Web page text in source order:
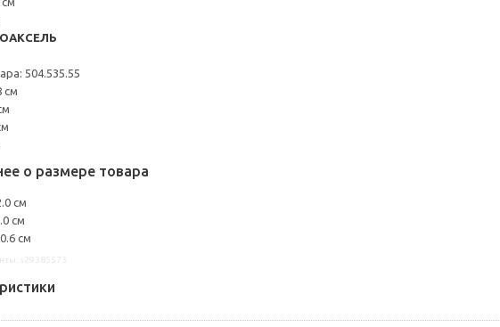
504.535.55
см
о размере товара
см
см
см